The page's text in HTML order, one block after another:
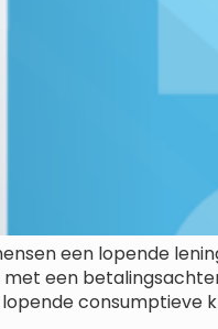
een lopende
een
lopende consumptieve